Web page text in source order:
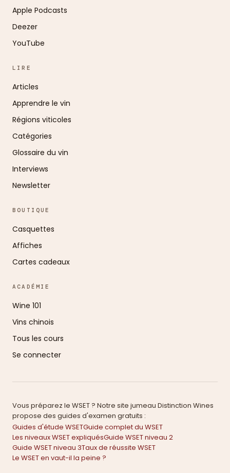
Apple Podcasts
Deezer
YouTube
LIRE
Articles
Apprendre le vin
Régions viticoles
Catégories
Glossaire du vin
Interviews
Newsletter
BOUTIQUE
Casquettes
Affiches
Cartes cadeaux
ACADÉMIE
Wine 101
Vins chinois
Tous les cours
Se connecter
Vous préparez le WSET ? Notre site jumeau Distinction Wines
propose des guides d'examen gratuits :
Guides d'étude WSETGuide complet du WSET
Les niveaux WSET expliquésGuide WSET niveau 2
Guide WSET niveau 3Taux de réussite WSET
Le WSET en vaut-il la peine ?